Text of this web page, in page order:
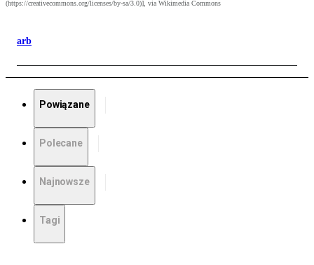
(https://creativecommons.org/licenses/by-sa/3.0)], via Wikimedia Commons
arb
Powiązane
Polecane
Najnowsze
Tagi